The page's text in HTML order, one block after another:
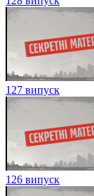
127 випуск
126 випуск